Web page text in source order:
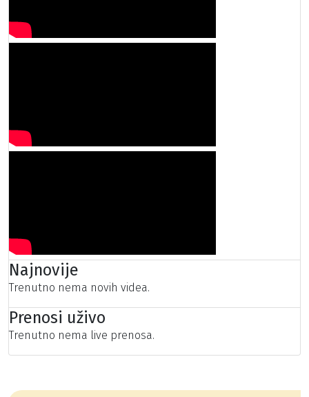
Najnovije
Trenutno nema novih videa.
Prenosi uživo
Trenutno nema live prenosa.